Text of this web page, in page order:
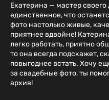
Екатерина — мастер
единственное, что
фото настолько живые,
приятнее вдвойне!
легко работать, приятно
то она всегда подскажет,
повыгоднее встать. Хочу
за свадебные фото, ты
архив!